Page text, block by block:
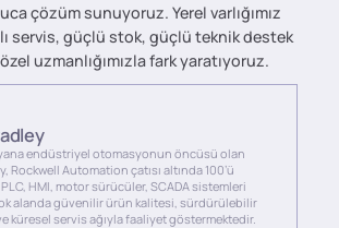
çözüm sunuyoruz. Yerel varlığımız
servis, güçlü stok, güçlü teknik destek
uzmanlığımızla fark yaratıyoruz.
endüstriyel otomasyonun öncüsü olan
Rockwell Automation çatısı altında 100’ü
HMI, motor sürücüler, SCADA sistemleri
alanda güvenilir ürün kalitesi, sürdürülebilir
küresel servis ağıyla faaliyet göstermektedir.